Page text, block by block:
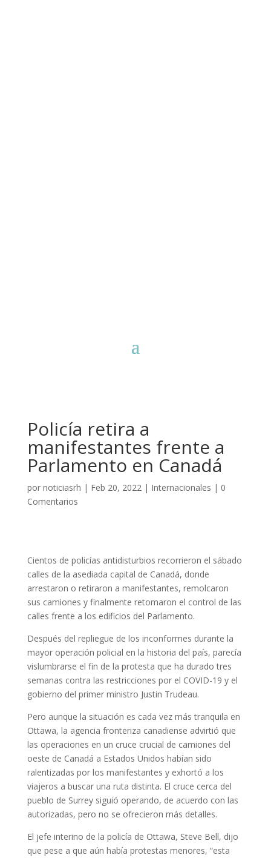
Policía retira a
manifestantes frente a
Parlamento en Canadá
por noticiasrh | Feb 20, 2022| Internacionales | 0
Comentarios
Cientos de policías antidisturbios recorrieron el sábado
calles de la asediada capital de Canadá, donde
arrestaron o retiraron a manifestantes, remolcaron
sus camiones y finalmente retomaron el control de las
calles frente a los edificios del Parlamento.
Después del repliegue de los inconformes durante la
mayor operación policial en la historia del país, parecía
vislumbrarse el fin de la protesta que ha durado tres
semanas contra las restricciones por el COVID-19 y el
gobierno del primer ministro Justin Trudeau.
Pero aunque la situación es cada vez más tranquila en
Ottawa, la agencia fronteriza canadiense advirtió que
las operaciones en un cruce crucial de camiones del
oeste de Canadá a Estados Unidos habían sido
ralentizadas por los manifestantes y exhortó a los
viajeros a buscar una ruta distinta. El cruce cerca del
pueblo de Surrey siguió operando, de acuerdo con las
autorizadas, pero no se ofrecieron más detalles.
El jefe interino de la policía de Ottawa, Steve Bell, dijo
que pese a que aún había protestas menores, “esta